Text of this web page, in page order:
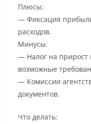
Плюсы:
— Фиксация
расходов.
Минусы:
— Налог на прирост
возможные
— Комиссии
документов.
Что делать: